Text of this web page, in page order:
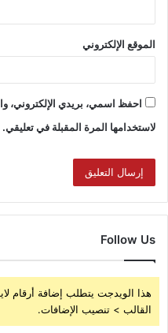
الموقع الإلكتروني
احفظ اسمي، بريدي الإلكتروني،
لاستخدامها المرة المقبلة في تعليقي.
Follow Us
هذا الويدجت يتطلب إضافة أرقام
القالب > تنصيب الإضافات.